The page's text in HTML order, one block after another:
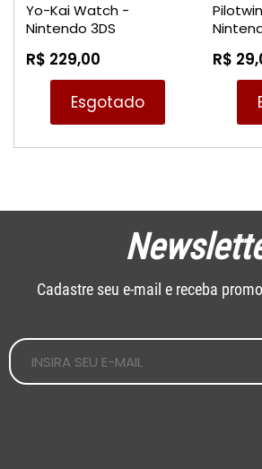
Yo-Kai Watch -
Nintendo 3DS
R$ 229,00
Esgotado
R$
Cadastre seu e-mail e receba